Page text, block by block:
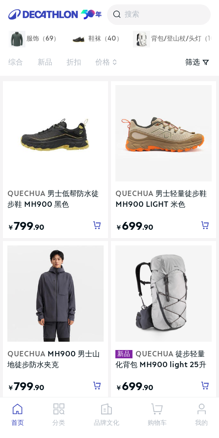
搜索
服饰（69） 鞋袜（40） 背包/登山杖/头灯（
综合 新品 折扣 价格 筛选
QUECHUA 男士低帮防水徒
步鞋 MH900 黑色
￥799.90
QUECHUA男士轻量徒步鞋
MH900 LIGHT 米色
￥ 699.90
QUECHUA MH900 男士山
地徒步防水夹克
￥799.90
新品 QUECHUA徒步轻量
化背包 MH900 light 25升
￥ 699.90
首页 分类 品牌文化 购物车 我的